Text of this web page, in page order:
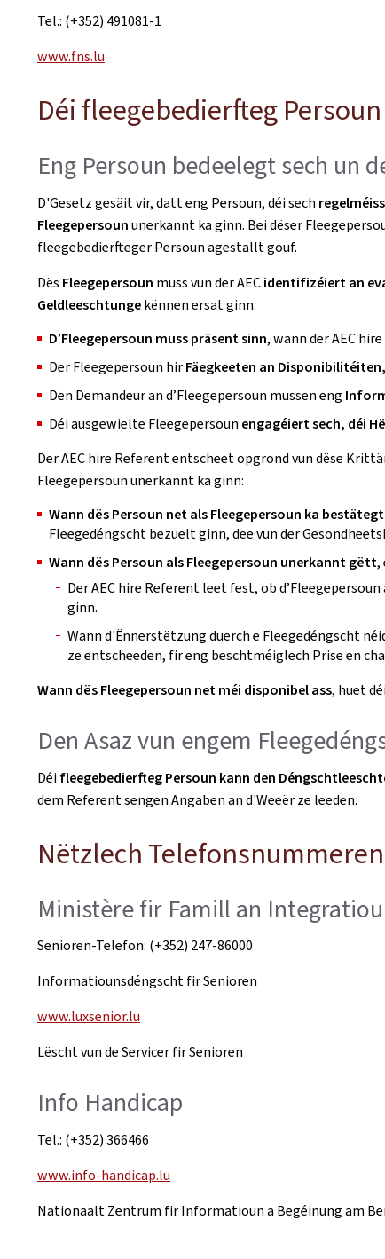
Tel.: (+352) 491081-1
www.fns.lu
Déi fleegebedierfteg
Eng Persoun bedeelegt sech un
D'Gesetz gesäit vir, datt eng Persoun, déi sech
Fleegepersoununerkannt ka ginn. Bei dëser
fleegebedierfteger Persoun agestallt gouf.
Dës Fleegepersoun muss vun der AECidentifizéiert an
Geldleeschtungekënnen ersat ginn.
D’Fleegepersoun muss präsent sinn, wann der AEC
Der Fleegepersoun hirFäegkeeten an
Den Demandeur an d’Fleegepersoun mussen eng
Déi ausgewielte Fleegepersoun engagéiert sech, déi
Der AEC hire Referent entscheet opgrond vun dëse
Fleegepersoun unerkannt ka ginn:
Wann dës Persoun net als Fleegepersoun ka
Fleegedéngscht bezuelt ginn, dee vun der
Wann dës Persoun als Fleegepersoun unerkannt gëtt,
Der AEC hire Referent leet fest, ob
ginn.
Wann d'Ënnerstëtzung duerch e Fleegedéngscht
ze entscheeden, fir eng beschtméiglech Prise en
Wann dës Fleegepersoun net méi disponibel ass, huet
Den Asaz vun engem
Déifleegebedierfteg Persoun kann den
dem Referent sengen Angaben an d'Weeër ze leeden.
Nëtzlech
Ministère fir Famill an
Senioren-Telefon: (+352) 247-86000
Informatiounsdéngscht fir Senioren
www.luxsenior.lu
Lëscht vun de Servicer fir Senioren
Info Handicap
Tel.: (+352) 366466
www.info-handicap.lu
Nationaalt Zentrum fir Informatioun a Begéinung am